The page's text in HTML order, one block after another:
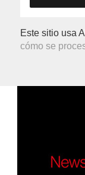
Este sitio usa
cómo se